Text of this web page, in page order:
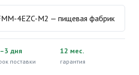
дня
поставки
12 мес.
гарантия